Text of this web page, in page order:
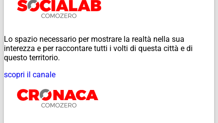
Lo spazio necessario per mostrare la realtà nella sua
interezza e per raccontare tutti i volti di questa città e di
questo territorio.
scopri il canale